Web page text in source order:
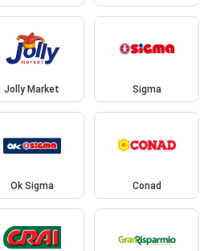
Jolly Market Sigma
Ok Sigma Conad